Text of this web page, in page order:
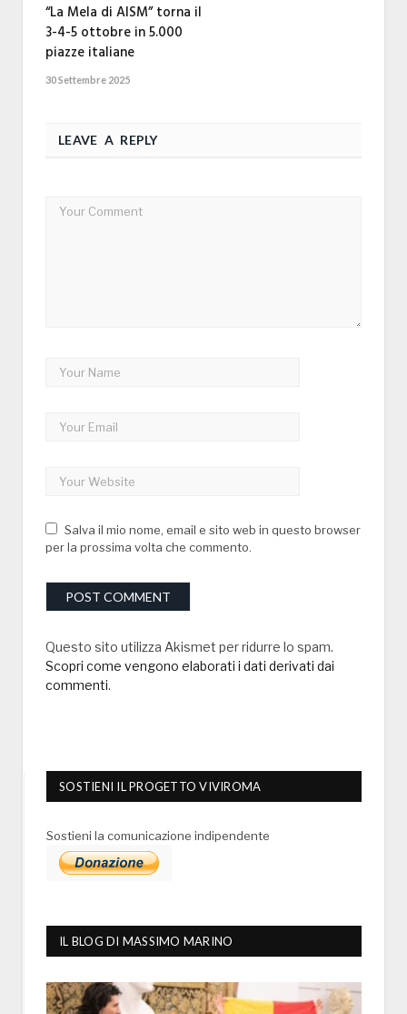
“La Mela di AISM” torna il
3-4-5 ottobre in 5.000
piazze italiane
30 Settembre 2025
LEAVE A REPLY
Salva il mio nome, email e sito web in questo browser
per la prossima volta che commento.
Questo sito utilizza Akismet per ridurre lo spam.
Scopri come vengono elaborati i dati derivati dai
commenti.
SOSTIENI IL PROGETTO VIVIROMA
Sostieni la comunicazione indipendente
IL BLOG DI MASSIMO MARINO